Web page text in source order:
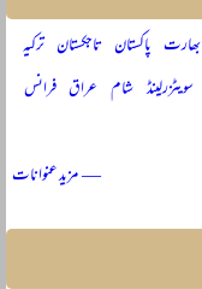
بھارت پاکستان تاجکستان ترکیہ
سویٹزرلینڈ شام عراق فرانس
— مزید عنوانات